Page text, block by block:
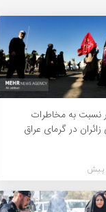
نسبت به مخاطرات
در گرمای عراق